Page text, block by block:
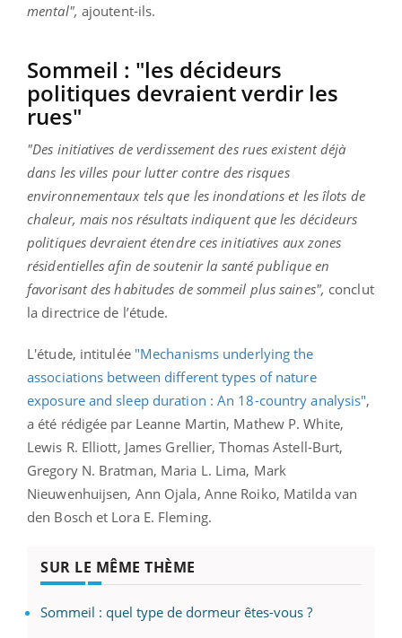
mental", ajoutent-ils.
Sommeil : "les décideurs
politiques devraient verdir les
rues"
"Des initiatives de verdissement des rues existent déjà
dans les villes pour lutter contre des risques
environnementaux tels que les inondations et les îlots de
chaleur, mais nos résultats indiquent que les décideurs
politiques devraient étendre ces initiatives aux zones
résidentielles afin de soutenir la santé publique en
favorisant des habitudes de sommeil plus saines", conclut
la directrice de l’étude.
L'étude, intitulée "Mechanisms underlying the
associations between different types of nature
exposure and sleep duration : An 18-country analysis",
a été rédigée par Leanne Martin, Mathew P. White,
Lewis R. Elliott, James Grellier, Thomas Astell-Burt,
Gregory N. Bratman, Maria L. Lima, Mark
Nieuwenhuijsen, Ann Ojala, Anne Roiko, Matilda van
den Bosch et Lora E. Fleming.
SUR LE MÊME THÈME
Sommeil : quel type de dormeur êtes-vous ?